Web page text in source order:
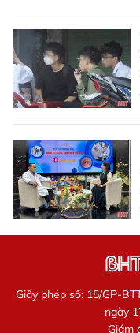
Giấy phép số: 15/GP-
ngày
Giám